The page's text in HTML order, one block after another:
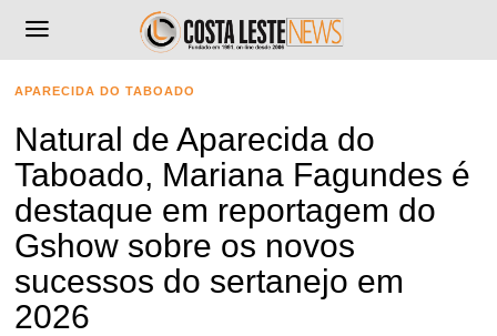
APARECIDA DO TABOADO
Natural de Aparecida do
Taboado, Mariana Fagundes é
destaque em reportagem do
Gshow sobre os novos
sucessos do sertanejo em
2026